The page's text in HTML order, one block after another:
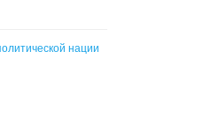
нации